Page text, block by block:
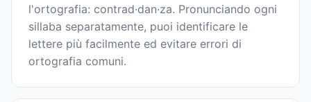
l'ortografia: contrad·dan·za. Pronunciando ogni
sillaba separatamente, puoi identificare le
lettere più facilmente ed evitare errori di
ortografia comuni.